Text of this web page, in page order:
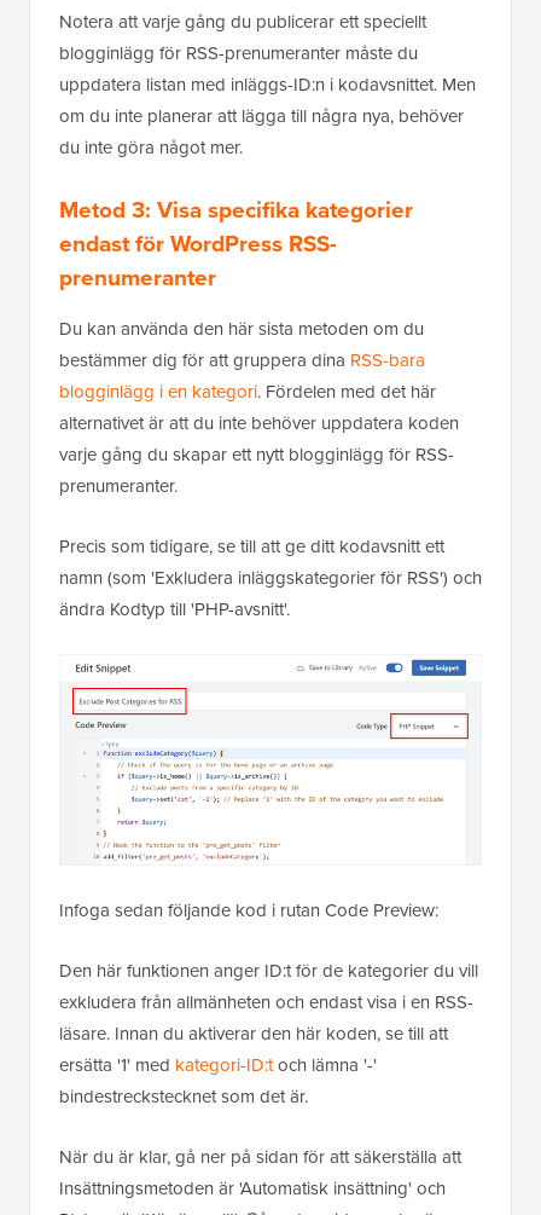
Notera att varje gång du publicerar ett speciellt
blogginlägg för RSS-prenumeranter måste du
uppdatera listan med inläggs-ID:n i kodavsnittet. Men
om du inte planerar att lägga till några nya, behöver
du inte göra något mer.
Metod 3: Visa specifika kategorier
endast för WordPress RSS-
prenumeranter
Du kan använda den här sista metoden om du
bestämmer dig för att gruppera dina RSS-bara
blogginlägg i en kategori. Fördelen med det här
alternativet är att du inte behöver uppdatera koden
varje gång du skapar ett nytt blogginlägg för RSS-
prenumeranter.
Precis som tidigare, se till att ge ditt kodavsnitt ett
namn (som 'Exkludera inläggskategorier för RSS') och
ändra Kodtyp till 'PHP-avsnitt'.
Infoga sedan följande kod i rutan Code Preview:
Den här funktionen anger ID:t för de kategorier du vill
exkludera från allmänheten och endast visa i en RSS-
läsare. Innan du aktiverar den här koden, se till att
ersätta '1' med kategori-ID:toch lämna '-'
bindestreckstecknet som det är.
När du är klar, gå ner på sidan för att säkerställa att
Insättningsmetoden är 'Automatisk insättning' och